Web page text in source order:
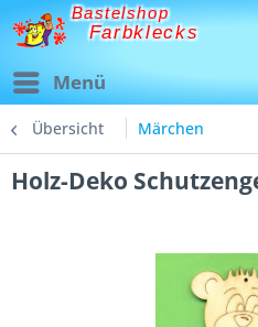
Bastelshop
Farbklecks
Menü
Übersicht Märchen
Holz-Deko